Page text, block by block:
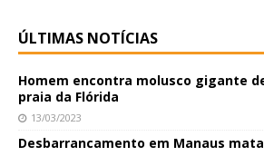
ÚLTIMAS NOTÍCIAS
Homem encontra molusco gigante
praia da Flórida
13/03/2023
Desbarrancamento em Manaus